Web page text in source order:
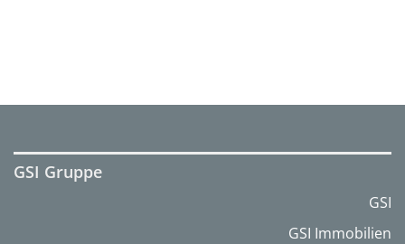
GSI Gruppe
GSI
GSI Immobilien